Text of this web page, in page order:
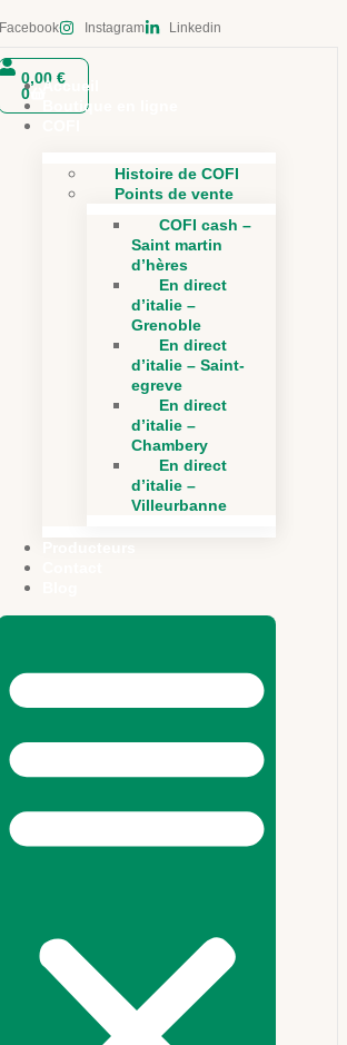
Facebook Instagram Linkedin
0,00€
0
Accueil
Boutique en ligne
Histoire de COFI
Points de vente
COFI cash –
Saint martin
d’hères
En direct
d’italie –
Grenoble
En direct
d’italie – Saint-
egreve
En direct
d’italie –
Chambery
En direct
d’italie –
Villeurbanne